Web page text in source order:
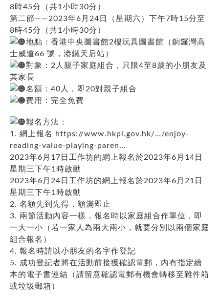
8時45分（共1小時30分）
第二節——2023年6月24日（星期六）下午7時15分至
8時45分（共1小時30分）
地點：香港中央圖書館2樓玩具圖書館（銅鑼灣高
士威道66 號，港鐵天后站）
對象：2人親子家庭組合，只限4至8歲的小朋友及
其家長
名額：40人，即20對親子組合
費用：完全免費
報名方法：
1. 網上報名 https://www.hkpl.gov.hk/…/enjoy-
reading-value-playing-paren…
2023年6月17日工作坊的網上報名於2023年6月14日
星期三下午1時啟動
2023年6月24日工作坊的網上報名於2023年6月21日
星期三下午1時啟動
2. 名額先到先得，額滿即止
3. 兩節活動內容一樣，報名時以家庭組合作單位，即
一大一小（若一家人為兩大兩小，就要分別以兩個家庭
組合報名）
4. 報名時請以小朋友的名字作登記
5. 成功登記者將在活動前接獲確認電郵，內有指定繪
本的電子書連結（請留意確認電郵有機會轉移至雜件箱
或垃圾郵箱）